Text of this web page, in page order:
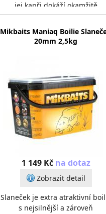
jej kapři dokáží okamžitě
detekovat jako zdroj potravy. I
díky tomu na
Mikbaits Maniaq Boilie
20mm 2,5kg
1 149 Kč na dotaz
Zobrazit detail
Slaneček je extra atraktivní
s nejsilnější a zároveň